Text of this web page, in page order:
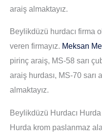
araiş almaktayız.
Beylikdüzü hurdacı firma
veren firmayız. Meksan
pirinç araiş, MS-58 sarı
araiş hurdası, MS-70 sarı
almaktayız.
Beylikdüzü Hurdacı Hurda
Hurda krom paslanmaz